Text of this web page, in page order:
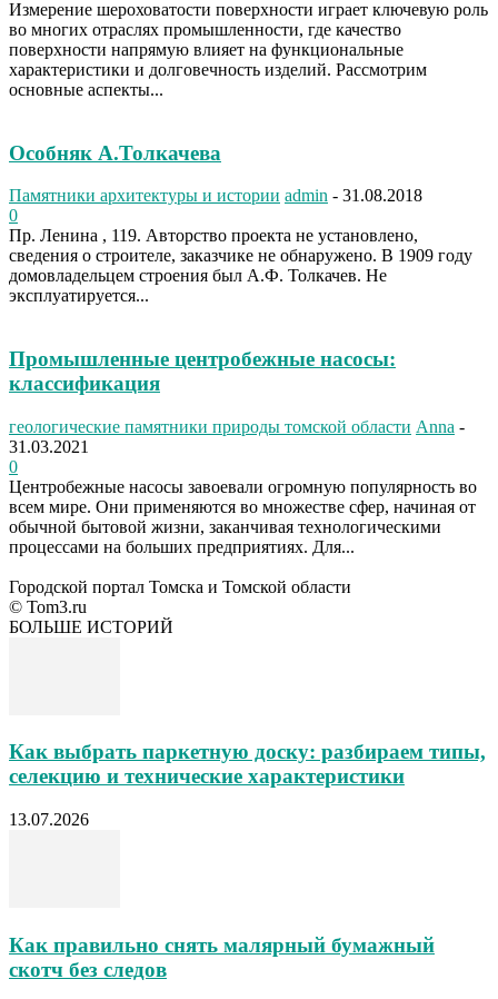
Измерение шероховатости поверхности играет ключевую роль
во многих отраслях промышленности, где качество
поверхности напрямую влияет на функциональные
характеристики и долговечность изделий. Рассмотрим
основные аспекты...
Особняк А.Толкачева
Памятники архитектуры и истории admin - 31.08.2018
0
Пр. Ленина , 119. Авторство проекта не установлено,
сведения о строителе, заказчике не обнаружено. В 1909 году
домовладельцем строения был А.Ф. Толкачев. Не
эксплуатируется...
Промышленные центробежные насосы:
классификация
геологические памятники природы томской области Anna -
31.03.2021
0
Центробежные насосы завоевали огромную популярность во
всем мире. Они применяются во множестве сфер, начиная от
обычной бытовой жизни, заканчивая технологическими
процессами на больших предприятиях. Для...
Городской портал Томска и Томской области
© Tom3.ru
БОЛЬШЕ ИСТОРИЙ
Как выбрать паркетную доску: разбираем типы,
селекцию и технические характеристики
13.07.2026
Как правильно снять малярный бумажный
скотч без следов